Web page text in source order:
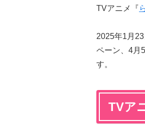
TVアニメ『
2025年1月
ペーン、4月
す。
TVア